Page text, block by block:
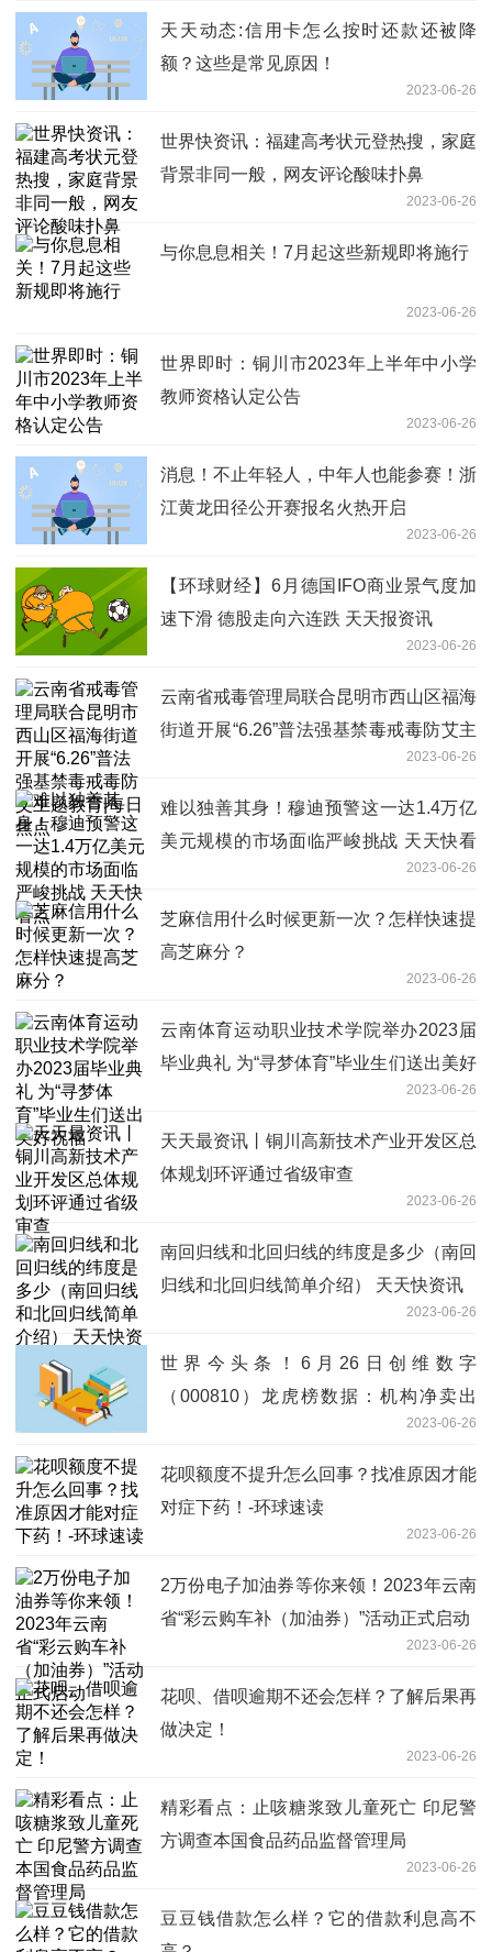
天天动态:信用卡怎么按时还款还被降
额？这些是常见原因！
2023-06-26
世界快资讯：福建高考状元登热搜，家庭
背景非同一般，网友评论酸味扑鼻
2023-06-26
与你息息相关！7月起这些新规即将施行
2023-06-26
世界即时：铜川市2023年上半年中小学
教师资格认定公告
2023-06-26
消息！不止年轻人，中年人也能参赛！浙
江黄龙田径公开赛报名火热开启
2023-06-26
【环球财经】6月德国IFO商业景气度加
速下滑 德股走向六连跌 天天报资讯
2023-06-26
云南省戒毒管理局联合昆明市西山区福海
街道开展“6.26”普法强基禁毒戒毒防艾主
2023-06-26
难以独善其身！穆迪预警这一达1.4万亿
美元规模的市场面临严峻挑战 天天快看
2023-06-26
芝麻信用什么时候更新一次？怎样快速提
高芝麻分？
2023-06-26
云南体育运动职业技术学院举办2023届
毕业典礼 为“寻梦体育”毕业生们送出美好
2023-06-26
天天最资讯丨铜川高新技术产业开发区总
体规划环评通过省级审查
2023-06-26
南回归线和北回归线的纬度是多少（南回
归线和北回归线简单介绍） 天天快资讯
2023-06-26
世界今头条！6月26日创维数字
（000810）龙虎榜数据：机构净卖出
1755.57万元，北向资金净买入555.98万
元
2023-06-26
花呗额度不提升怎么回事？找准原因才能
对症下药！-环球速读
2023-06-26
2万份电子加油券等你来领！2023年云南
省“彩云购车补（加油券）”活动正式启动
2023-06-26
花呗、借呗逾期不还会怎样？了解后果再
做决定！
2023-06-26
精彩看点：止咳糖浆致儿童死亡 印尼警
方调查本国食品药品监督管理局
2023-06-26
豆豆钱借款怎么样？它的借款利息高不